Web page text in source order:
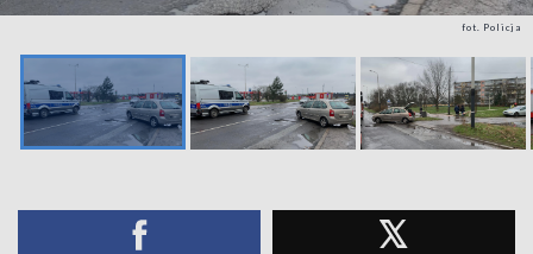
fot. Policja